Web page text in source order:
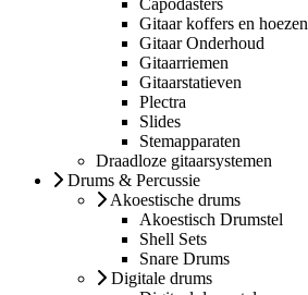
Gitaar koffers en hoezen
Gitaar Onderhoud
Gitaarriemen
Gitaarstatieven
Plectra
Slides
Stemapparaten
Draadloze gitaarsystemen
Drums & Percussie
Akoestische drums
Akoestisch Drumstel
Shell Sets
Snare Drums
Digitale drums